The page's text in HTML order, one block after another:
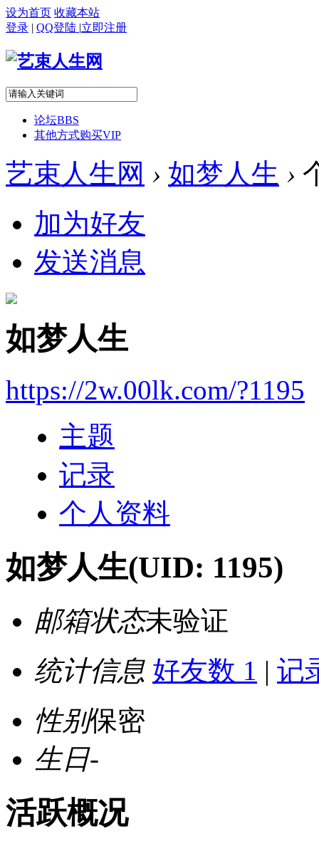
设为首页 收藏本站
登录 | QQ登陆 |立即注册
论坛BBS
其他方式购买VIP
艺束人生网 › 如梦人生 ›
加为好友
发送消息
如梦人生
https://2w.00lk.com/?1195
主题
记录
个人资料
如梦人生(UID: 1195)
邮箱状态未验证
统计信息 好友数 1 | 记
性别保密
生日-
活跃概况